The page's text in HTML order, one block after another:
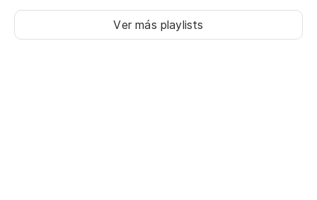
Ver más playlists